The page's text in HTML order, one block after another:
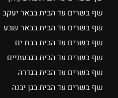
שף בשרים עד הבית בבאר יעקב
שף בשרים עד הבית בבאר שבע
שף בשרים עד הבית בבת ים
שף בשרים עד הבית בגבעתיים
שף בשרים עד הבית בגדרה
שף בשרים עד הבית בגן יבנה